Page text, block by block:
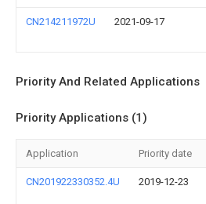
CN214211972U 2021-09-17
Priority And Related Applications
Priority Applications (1)
Application Priority date
CN201922330352.4U 2019-12-23